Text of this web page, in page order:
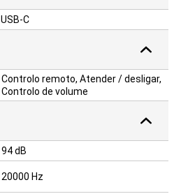
USB-C
Controlo remoto, Atender / desligar,
Controlo de volume
94 dB
20000 Hz